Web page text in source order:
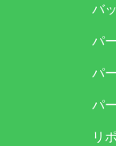
バ
パ
パ
パ
リ